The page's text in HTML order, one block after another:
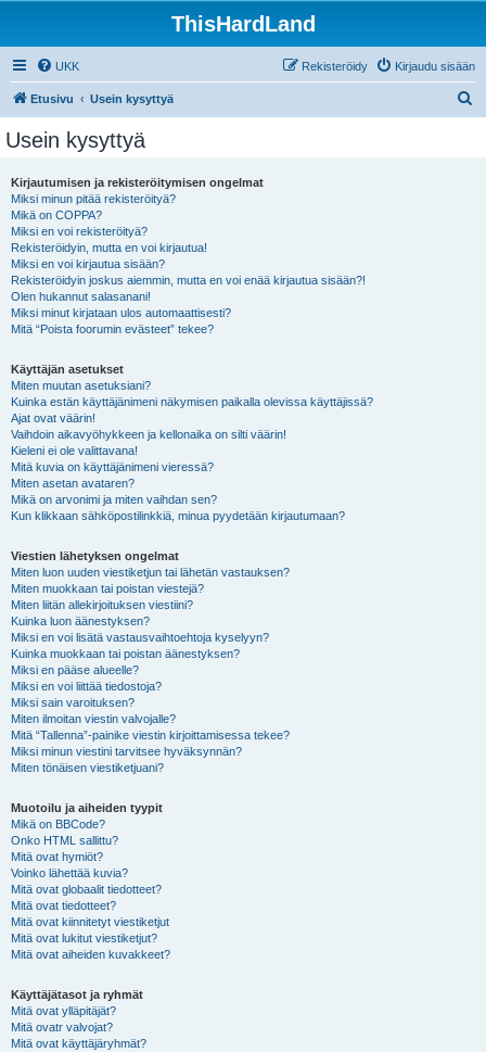
ThisHardLand
UKK Kirjaudu sisään
Rekisteröidy
Etusivu Usein kysyttyä
Usein kysyttyä
Kirjautumisen ja rekisteröitymisen ongelmat
Miksi minun pitää rekisteröityä?
Mikä on COPPA?
Miksi en voi rekisteröityä?
Rekisteröidyin, mutta en voi kirjautua!
Miksi en voi kirjautua sisään?
Rekisteröidyin joskus aiemmin, mutta en voi enää kirjautua sisään?!
Olen hukannut salasanani!
Miksi minut kirjataan ulos automaattisesti?
Mitä “Poista foorumin evästeet” tekee?
Käyttäjän asetukset
Miten muutan asetuksiani?
Kuinka estän käyttäjänimeni näkymisen paikalla olevissa käyttäjissä?
Ajat ovat väärin!
Vaihdoin aikavyöhykkeen ja kellonaika on silti väärin!
Kieleni ei ole valittavana!
Mitä kuvia on käyttäjänimeni vieressä?
Miten asetan avataren?
Mikä on arvonimi ja miten vaihdan sen?
Kun klikkaan sähköpostilinkkiä, minua pyydetään kirjautumaan?
Viestien lähetyksen ongelmat
Miten luon uuden viestiketjun tai lähetän vastauksen?
Miten muokkaan tai poistan viestejä?
Miten liitän allekirjoituksen viestiini?
Kuinka luon äänestyksen?
Miksi en voi lisätä vastausvaihtoehtoja kyselyyn?
Kuinka muokkaan tai poistan äänestyksen?
Miksi en pääse alueelle?
Miksi en voi liittää tiedostoja?
Miksi sain varoituksen?
Miten ilmoitan viestin valvojalle?
Mitä “Tallenna”-painike viestin kirjoittamisessa tekee?
Miksi minun viestini tarvitsee hyväksynnän?
Miten tönäisen viestiketjuani?
Muotoilu ja aiheiden tyypit
Mikä on BBCode?
Onko HTML sallittu?
Mitä ovat hymiöt?
Voinko lähettää kuvia?
Mitä ovat globaalit tiedotteet?
Mitä ovat tiedotteet?
Mitä ovat kiinnitetyt viestiketjut
Mitä ovat lukitut viestiketjut?
Mitä ovat aiheiden kuvakkeet?
Käyttäjätasot ja ryhmät
Mitä ovat ylläpitäjät?
Mitä ovatr valvojat?
Mitä ovat käyttäjäryhmät?